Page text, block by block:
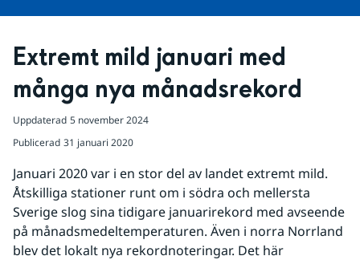
Extremt mild januari med
många nya månadsrekord
Uppdaterad 5 november 2024
Publicerad 31 januari 2020
Januari 2020 var i en stor del av landet extremt mild.
Åtskilliga stationer runt om i södra och mellersta
Sverige slog sina tidigare januarirekord med avseende
på månadsmedeltemperaturen. Även i norra Norrland
blev det lokalt nya rekordnoteringar. Det här